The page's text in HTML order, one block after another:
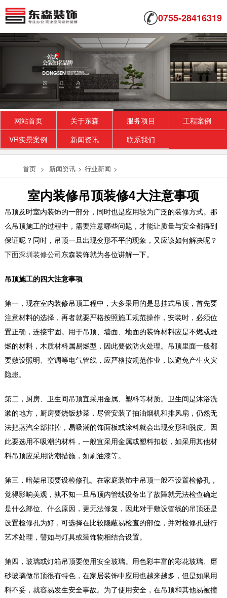
0755-28416319
网站首页 关于东森 服务项目
工程案例
VR实景案例
新闻资讯 联系我们
首页 > 新闻资讯 > 行业新闻 >
室内装修吊顶装修4大注意事项
吊顶及时室内装饰的一部分，同时也是应用较为广泛的装修方式。那
么吊顶施工的过程中，需要注意哪些问题，才能让质量与安全都得到
保证呢？同时，吊顶一旦出现变形不平的现象，又应该如何解决呢？
下面深圳装修公司 东森装饰就为各位讲解一下。
吊顶施工的四大注意事项
第一，现在室内装修吊顶工程中，大多采用的是悬挂式吊顶，首先要
注意材料的选择，再者就要严格按照施工规范操作，安装时，必须位
置正确，连接牢固。用于吊顶、墙面、地面的装饰材料应是不燃或难
燃的材料，木质材料属易燃型，因此要做防火处理。吊顶里面一般都
要敷设照明、空调等电气管线，应严格按规范作业，以避免产生火灾
隐患。
第二，厨房、卫生间吊顶宜采用金属、塑料等材质。卫生间是沐浴洗
漱的地方，厨房要烧饭炒菜，尽管安装了抽油烟机和排风扇，仍然无
法把蒸汽全部排掉，易吸潮的饰面板或涂料就会出现变形和脱皮。因
此要选用不吸潮的材料，一般宜采用金属或塑料扣板，如采用其他材
料吊顶应采用防潮措施，如刷油漆等。
第三，暗架吊顶要设检修孔。在家庭装饰中吊顶一般不设置检修孔，
觉得影响美观，孰不知一旦吊顶内管线设备出了故障就无法检查确定
是什么部位、什么原因，更无法修复，因此对于敷设管线的吊顶还是
设置检修孔为好，可选择在比较隐蔽易检查的部位，并对检修孔进行
艺术处理，譬如与灯具或装饰物相结合设置。
第四，玻璃或灯箱吊顶要使用安全玻璃。用色彩丰富的彩花玻璃、磨
砂玻璃做吊顶很有特色，在家居装饰中应用也越来越多，但是如果用
料不妥，就容易发生安全事故。为了使用安全，在吊顶和其他易被撞
梦幻办公室装修场景
公司整体给我们的感觉是一种小而美的清爽家居
感，以白色、绿色和金色为主色调，舒适中透露